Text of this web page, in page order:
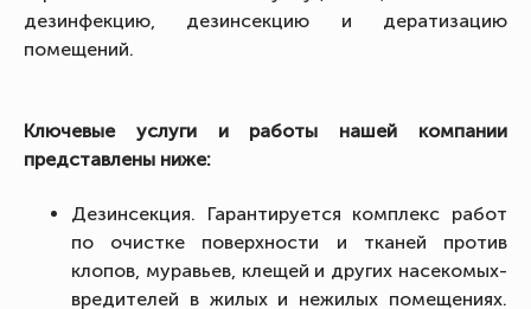
дезинфекцию, дезинсекцию и дератизацию
помещений.
Ключевые услуги и работы нашей компании
представлены ниже:
Дезинсекция. Гарантируется комплекс работ
по очистке поверхности и тканей против
клопов, муравьев, клещей и других насекомых-
вредителей в жилых и нежилых помещениях.